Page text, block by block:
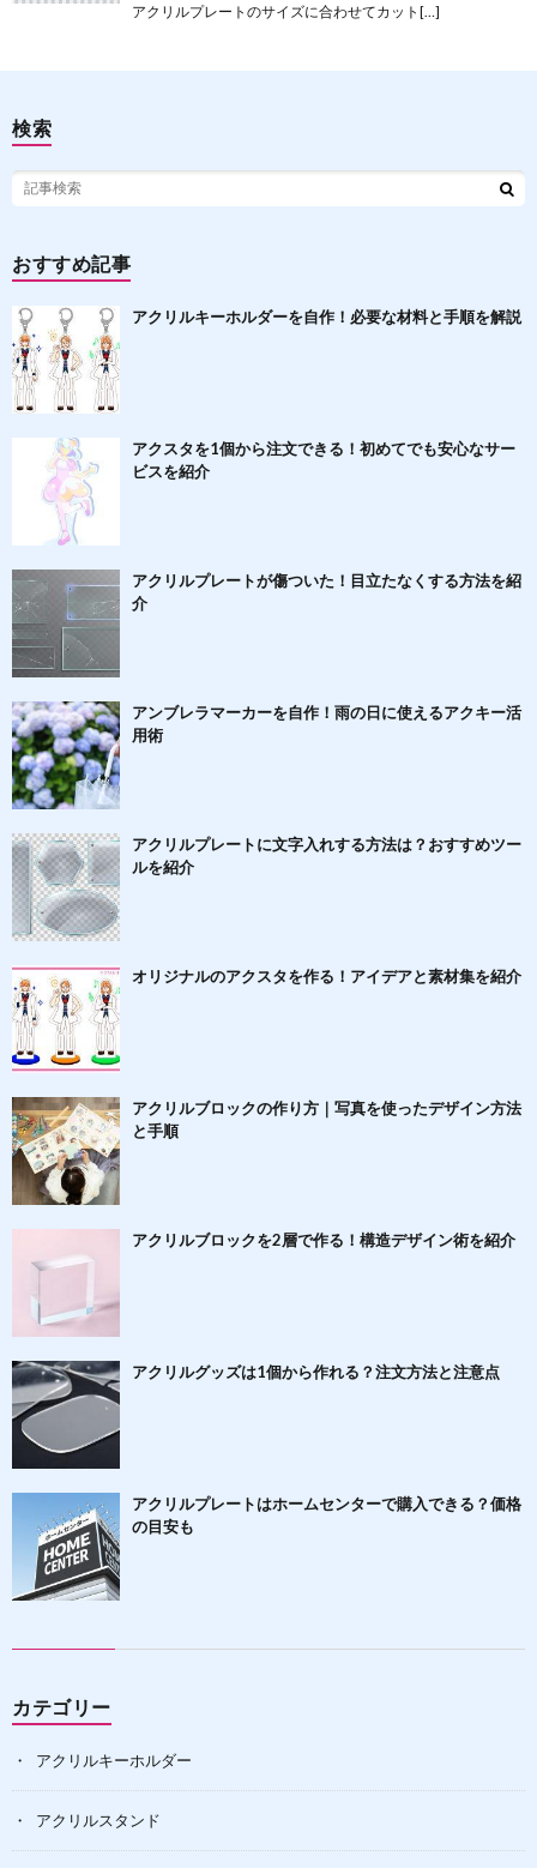
アクリルプレートのサイズに合わせてカット[…]
検索
おすすめ記事
アクリルキーホルダーを自作！必要な材料と手順を解説
アクスタを1個から注文できる！初めてでも安心なサー
ビスを紹介
アクリルプレートが傷ついた！目立たなくする方法を紹
介
アンブレラマーカーを自作！雨の日に使えるアクキー活
用術
アクリルプレートに文字入れする方法は？おすすめツー
ルを紹介
オリジナルのアクスタを作る！アイデアと素材集を紹介
アクリルブロックの作り方｜写真を使ったデザイン方法
と手順
アクリルブロックを2層で作る！構造デザイン術を紹介
アクリルグッズは1個から作れる？注文方法と注意点
アクリルプレートはホームセンターで購入できる？価格
の目安も
カテゴリー
アクリルキーホルダー
アクリルスタンド